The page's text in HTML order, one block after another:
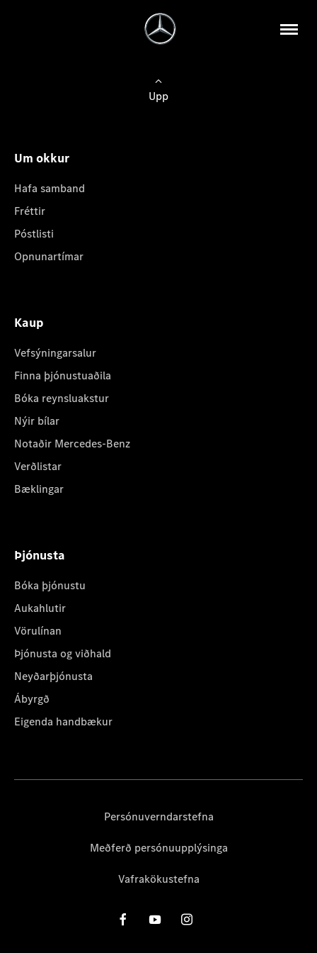
Upp
Um okkur
Hafa samband
Fréttir
Póstlisti
Opnunartímar
Kaup
Vefsýningarsalur
Finna þjónustuaðila
Bóka reynsluakstur
Nýir bílar
Notaðir Mercedes-Benz
Verðlistar
Bæklingar
Þjónusta
Bóka þjónustu
Aukahlutir
Vörulínan
Þjónusta og viðhald
Neyðarþjónusta
Ábyrgð
Eigenda handbækur
Persónuverndarstefna
Meðferð persónuupplýsinga
Vafrakökustefna